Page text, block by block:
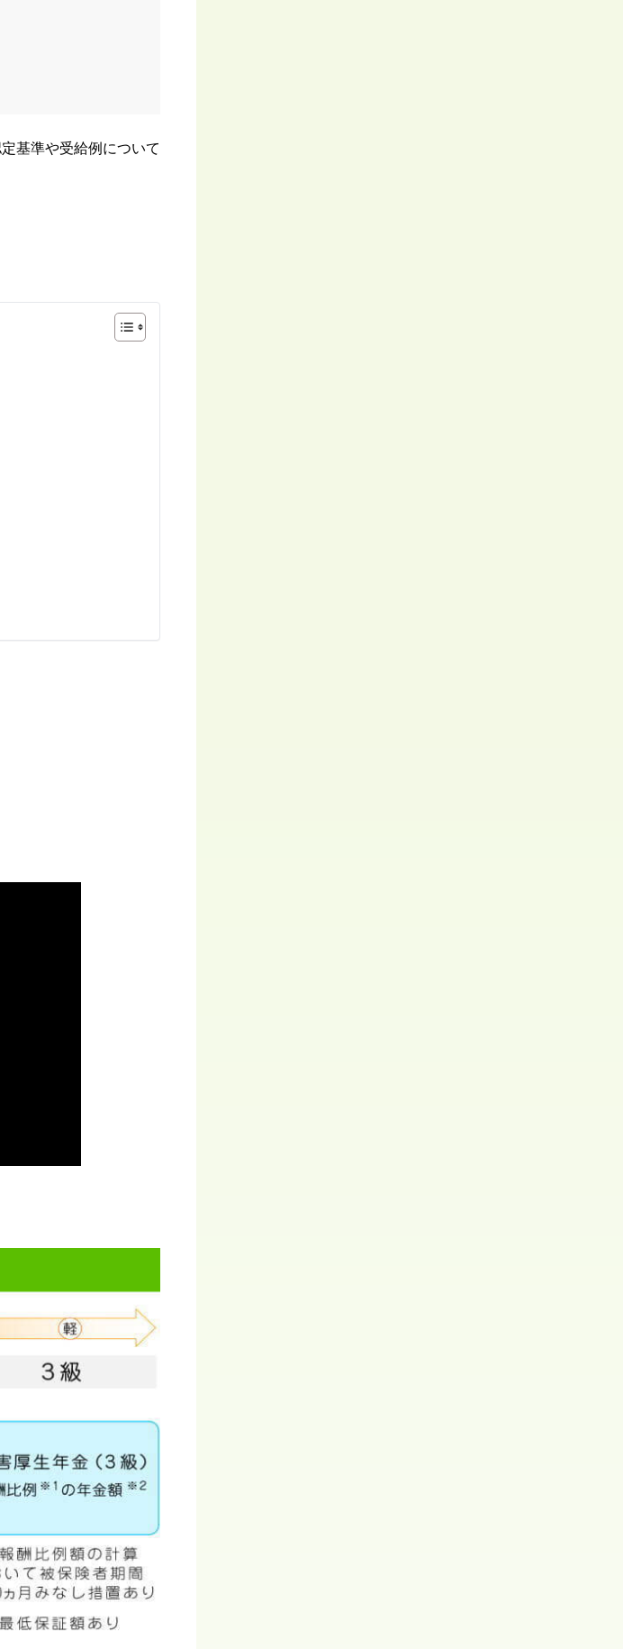
基準や受給例について